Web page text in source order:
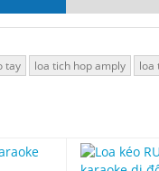
tay loa tich hop amply loa